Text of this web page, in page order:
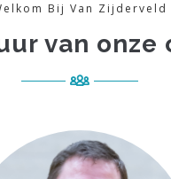
Bij Van Zijderveld
van onze